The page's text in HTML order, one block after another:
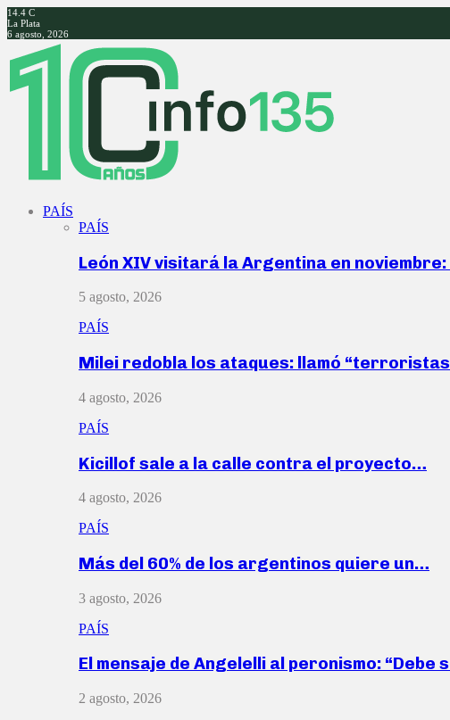
14.4 C
La Plata
6 agosto, 2026
Facebook
Twitter
Instagram
Youtube
PAÍS
PAÍS
León XIV visitará la Argentina en
5 agosto, 2026
PAÍS
Milei redobla los ataques: llamó
4 agosto, 2026
PAÍS
Kicillof sale a la calle contra el proyecto…
4 agosto, 2026
PAÍS
Más del 60% de los argentinos quiere un…
3 agosto, 2026
PAÍS
El mensaje de Angelelli al peronismo: “Debe
2 agosto, 2026